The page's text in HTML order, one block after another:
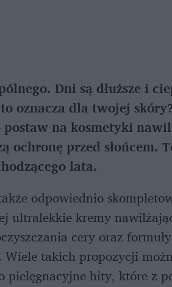
Dni są dłuższe i
oznacza dla twojej
na kosmetyki
przed słońcem.
lata.
odpowiednio
ultralekkie kremy
cery oraz
takich propozycji
pielęgnacyjne hity, które z